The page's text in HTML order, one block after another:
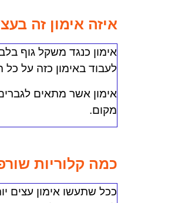
איזה אימון זה
אימון כנגד משקל גוף
לעבוד באימון כזה על
אימון אשר מתאים
מקום.
כמה קלוריות
ככל שתעשו אימון עצים